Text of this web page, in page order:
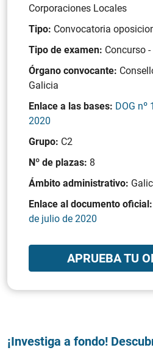
Corporaciones Locales
Tipo: Convocatoria
Tipo de examen: Concurso
Órgano convocante:
Galicia
Enlace a las bases: DOG nº
2020
Grupo: C2
Nº de plazas: 8
Ámbito administrativo:
Enlace al documento oficial:
de julio de 2020
APRUEBA TU
¡Investiga a fondo!